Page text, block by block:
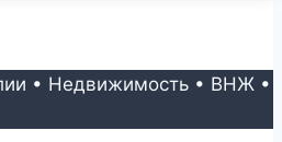
• Недвижимость • ВНЖ •